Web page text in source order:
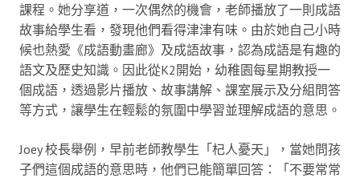
課程。她分享道，一次偶然的機會，老師播放了一則成語
故事給學生看，發現他們看得津津有味。由於她自己小時
候也熱愛《成語動畫廊》及成語故事，認為成語是有趣的
語文及歷史知識。因此從K2開始，幼稚園每星期教授一
個成語，透過影片播放、故事講解、課室展示及分組問答
等方式，讓學生在輕鬆的氛圍中學習並理解成語的意思。
Joey 校長舉例，早前老師教學生「杞人憂天」，當她問孩
子們這個成語的意思時，他們已能簡單回答：「不要常常